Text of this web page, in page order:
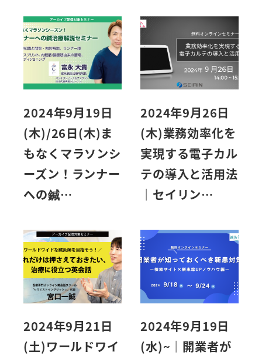
2024年9月19日
(木)/26日(木)ま
もなくマラソンシ
ーズン！ランナー
への鍼…
2024年9月26日
(木)業務効率化を
実現する電子カル
テの導入と活用法
｜セイリン…
2024年9月21日
(土)ワールドワイ
2024年9月19日
(水)~｜開業者が